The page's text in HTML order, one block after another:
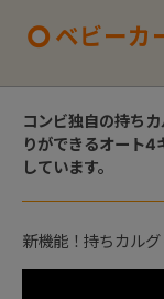
ベビーカ
コンビ独自の持ち
りができるオート4
しています。
新機能！持ちカルグ